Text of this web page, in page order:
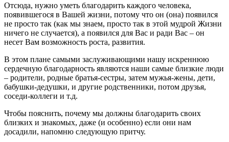
Отсюда, нужно уметь благодарить каждого человека,
появившегося в Вашей жизни, потому что он (она) появился
не просто так (как мы знаем, просто так в этой мудрой Жизни
ничего не случается), а появился для Вас и ради Вас – он
несет Вам возможность роста, развития.
В этом плане самыми заслуживающими нашу искреннюю
сердечную благодарность являются наши самые близкие люди
– родители, родные братья-сестры, затем мужья-жены, дети,
бабушки-дедушки, и другие родственники, потом друзья,
соседи-коллеги и т.д.
Чтобы пояснить, почему мы должны благодарить своих
близких и знакомых, даже (и особенно) если они нам
досадили, напомню следующую притчу.